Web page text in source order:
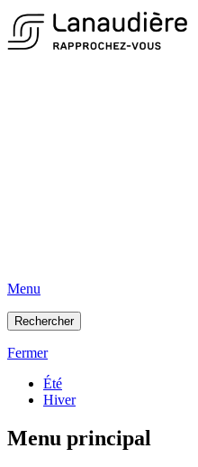
Menu
Rechercher
Fermer
Été
Hiver
Menu principal